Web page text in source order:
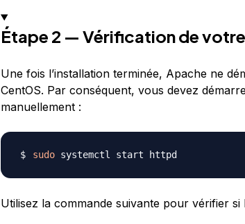
Étape 2 — Vérification de
Une fois l’installation terminée, Apache ne
CentOS. Par conséquent, vous devez
manuellement :
sudo systemctl start httpd
Utilisez la commande suivante pour vérifier si